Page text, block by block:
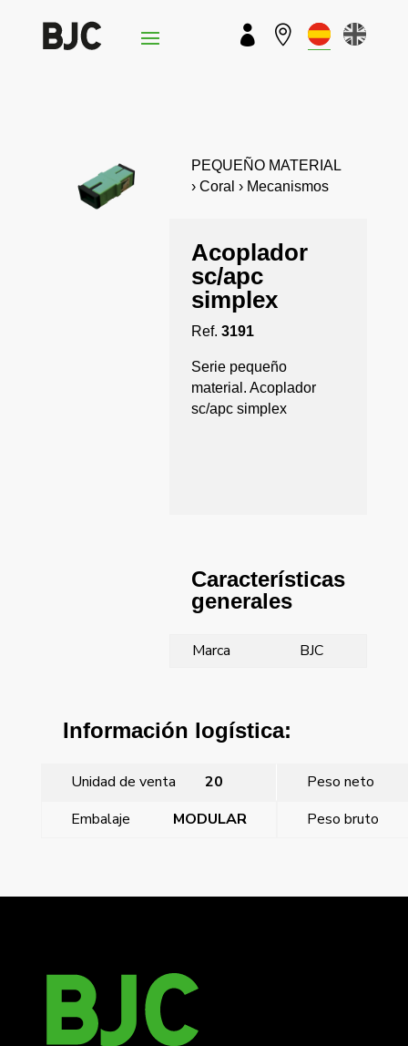
 
PEQUEÑO MATERIAL
› Coral › Mecanismos
Acoplador
sc/apc
simplex
Ref.3191
Serie pequeño
material. Acoplador
sc/apc simplex
Características
generales
Marca BJC
Información logística:
Unidad de venta 20
Peso neto
Embalaje
MODULAR Peso bruto